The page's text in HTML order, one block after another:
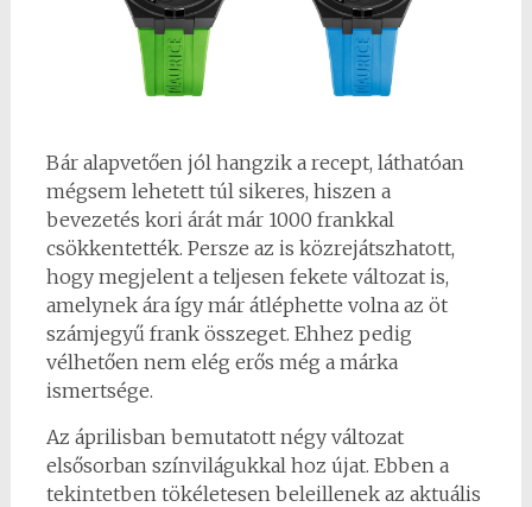
Bár alapvetően jól hangzik a recept, láthatóan
mégsem lehetett túl sikeres, hiszen a
bevezetés kori árát már 1000 frankkal
csökkentették. Persze az is közrejátszhatott,
hogy megjelent a teljesen fekete változat is,
amelynek ára így már átléphette volna az öt
számjegyű frank összeget. Ehhez pedig
vélhetően nem elég erős még a márka
ismertsége.
Az áprilisban bemutatott négy változat
elsősorban színvilágukkal hoz újat. Ebben a
tekintetben tökéletesen beleillenek az aktuális